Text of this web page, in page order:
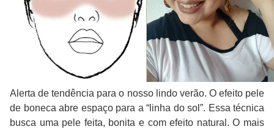
Alerta de tendência para o nosso lindo verão. O efeito pele
de boneca abre espaço para a “linha do sol”. Essa técnica
busca uma pele feita, bonita e com efeito natural. O mais